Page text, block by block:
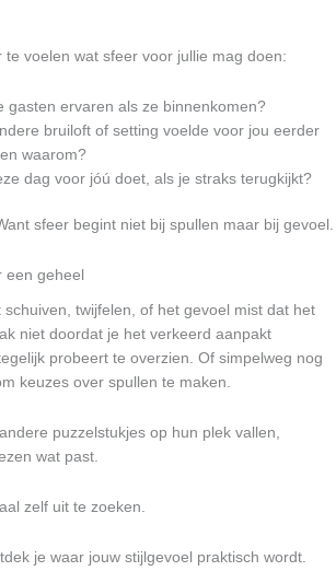
te voelen wat sfeer voor jullie mag doen:
gasten ervaren als ze binnenkomen?
bruiloft of setting voelde voor jou eerder
waarom?
dag voor jóú doet, als je straks terugkijkt?
sfeer begint niet bij spullen maar bij gevoel.
een geheel
twijfelen, of het gevoel mist dat het
niet doordat je het verkeerd aanpakt
probeert te overzien. Of simpelweg nog
keuzes over spullen te maken.
puzzelstukjes op hun plek vallen,
wat past.
zelf uit te zoeken.
je waar jouw stijlgevoel praktisch wordt.